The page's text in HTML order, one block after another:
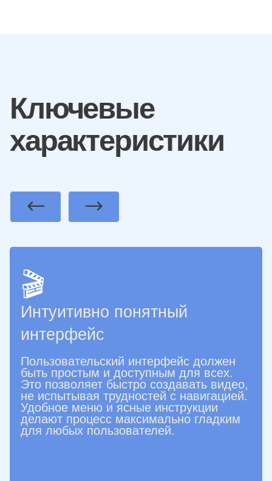
Ключевые
характеристики
🎬
Интуитивно понятный
интерфейс
Пользовательский интерфейс должен
быть простым и доступным для всех.
Это позволяет быстро создавать видео,
не испытывая трудностей с навигацией.
Удобное меню и ясные инструкции
делают процесс максимально гладким
для любых пользователей.
PreviousNext